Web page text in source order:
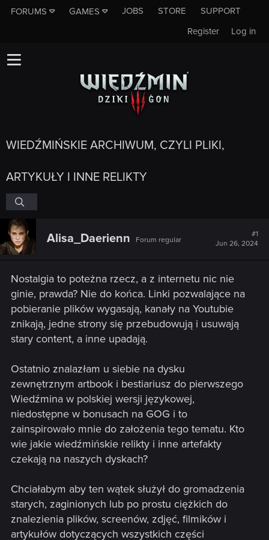
FORUMS GAMES JOBS STORE
SUPPORT
Log in
Register
WIEDŹMIŃSKIE ARCHIWUM, CZYLI PLIKI,
ARTYKUŁY I INNE RELIKTY
Alisa_Daerienn Forum regular
#1
Jun 26, 2024
Nostalgia to poteżna rzecz, a z internetu nic nie
ginie, prawda? Nie do końca. Linki pozwalające na
pobieranie plików wygasają, kanały na Youtubie
znikają, jedne strony się przebudowują i usuwają
stary content, a inne upadają.
Ostatnio znalazłam u siebie na dysku
zewnętrznym artbook i bestiariusz do pierwszego
Wiedźmina w polskiej wersji językowej,
niedostępne w bonusach na GOG i to
zainspirowało mnie do założenia tego tematu. Kto
wie jakie wiedźmińskie relikty i inne artefakty
czekają na naszych dyskach?
Chciałabym aby ten wątek służył do gromadzenia
starych, zaginionych lub po prostu ciężkich do
znalezienia plików, screenów, zdjęć, filmików i
artykułów dotyczących wszystkich części